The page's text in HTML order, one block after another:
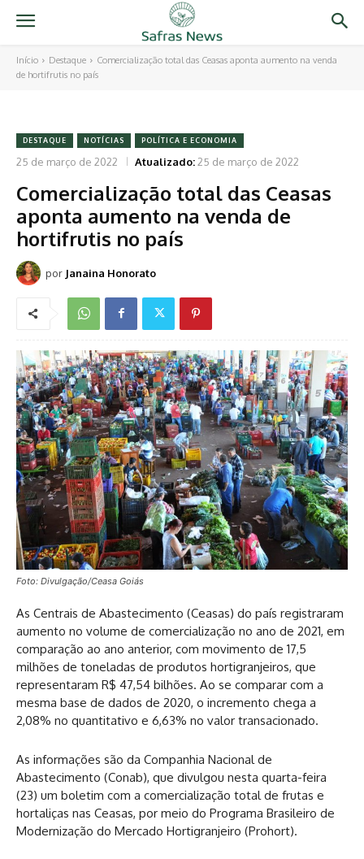
Início Destaque
Comercialização total das Ceasas aponta aumento na venda
de hortifrutis no país
DESTAQUE NOTÍCIAS POLÍTICA E ECONOMIA
25 de março de 2022 Atualizado:25 de março de 2022
Comercialização total das Ceasas
aponta aumento na venda de
hortifrutis no país
por Janaina Honorato
Foto: Divulgação/Ceasa Goiás
As Centrais de Abastecimento (Ceasas) do país registraram
aumento no volume de comercialização no ano de 2021, em
comparação ao ano anterior, com movimento de 17,5
milhões de toneladas de produtos hortigranjeiros, que
representaram R$ 47,54 bilhões. Ao se comparar com a
mesma base de dados de 2020, o incremento chega a
2,08% no quantitativo e 6,63% no valor transacionado.
As informações são da Companhia Nacional de
Abastecimento (Conab), que divulgou nesta quarta-feira
(23) um boletim com a comercialização total de frutas e
hortaliças nas Ceasas, por meio do Programa Brasileiro de
Modernização do Mercado Hortigranjeiro (Prohort).